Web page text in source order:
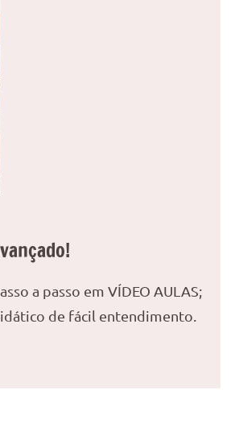
a passo em VÍDEO AULAS;
de fácil entendimento.